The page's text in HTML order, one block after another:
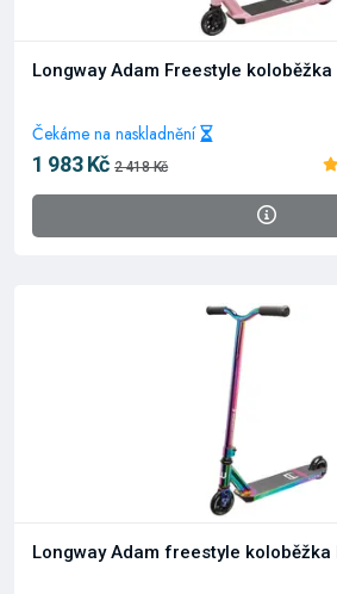
Longway Adam Freestyle koloběžka
Čekáme na naskladnění
1 983 Kč 2 418 Kč
Longway Adam freestyle